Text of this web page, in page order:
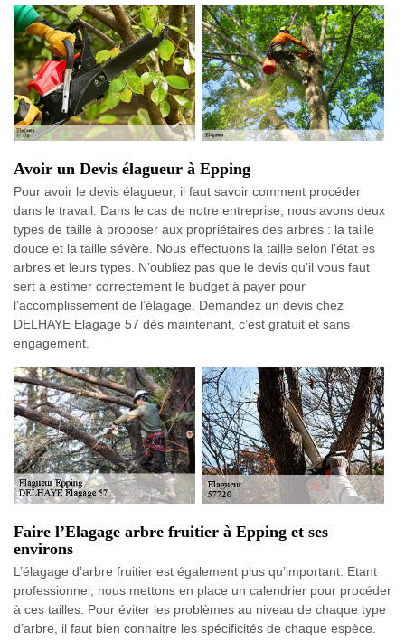
Avoir un Devis élagueur à Epping
Pour avoir le devis élagueur, il faut savoir comment procéder
dans le travail. Dans le cas de notre entreprise, nous avons deux
types de taille à proposer aux propriétaires des arbres : la taille
douce et la taille sévère. Nous effectuons la taille selon l’état es
arbres et leurs types. N’oubliez pas que le devis qu’il vous faut
sert à estimer correctement le budget à payer pour
l’accomplissement de l’élagage. Demandez un devis chez
DELHAYE Elagage 57 dès maintenant, c’est gratuit et sans
engagement.
Faire l’Elagage arbre fruitier à Epping et ses
environs
L’élagage d’arbre fruitier est également plus qu’important. Etant
professionnel, nous mettons en place un calendrier pour procéder
à ces tailles. Pour éviter les problèmes au niveau de chaque type
d’arbre, il faut bien connaitre les spécificités de chaque espèce.